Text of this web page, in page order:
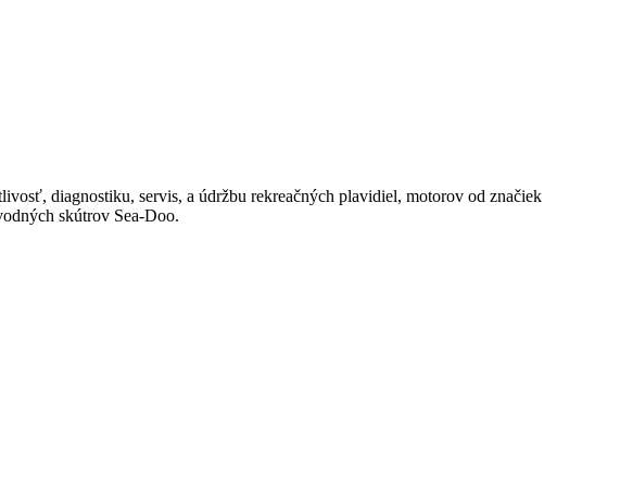
diagnostiku, servis, a údržbu rekreačných plavidiel, motorov od značiek
skútrov Sea-Doo.